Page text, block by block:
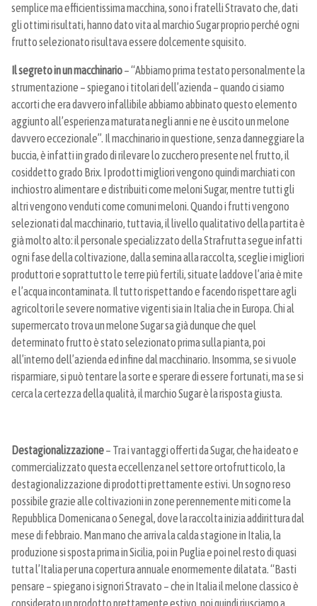
semplice ma efficientissima macchina, sono i fratelli Stravato che, dati
gli ottimi risultati, hanno dato vita al marchio Sugar proprio perché ogni
frutto selezionato risultava essere dolcemente squisito.
Il segreto in un macchinario– “Abbiamo prima testato personalmente la
strumentazione – spiegano i titolari dell’azienda – quando ci siamo
accorti che era davvero infallibile abbiamo abbinato questo elemento
aggiunto all’esperienza maturata negli anni e ne è uscito un melone
davvero eccezionale”. Il macchinario in questione, senza danneggiare la
buccia, è infatti in grado di rilevare lo zucchero presente nel frutto, il
cosiddetto grado Brix. I prodotti migliori vengono quindi marchiati con
inchiostro alimentare e distribuiti come meloni Sugar, mentre tutti gli
altri vengono venduti come comuni meloni. Quando i frutti vengono
selezionati dal macchinario, tuttavia, il livello qualitativo della partita è
già molto alto: il personale specializzato della Strafrutta segue infatti
ogni fase della coltivazione, dalla semina alla raccolta, sceglie i migliori
produttori e soprattutto le terre più fertili, situate laddove l’aria è mite
e l’acqua incontaminata. Il tutto rispettando e facendo rispettare agli
agricoltori le severe normative vigenti sia in Italia che in Europa. Chi al
supermercato trova un melone Sugar sa già dunque che quel
determinato frutto è stato selezionato prima sulla pianta, poi
all’interno dell’azienda ed infine dal macchinario. Insomma, se si vuole
risparmiare, si può tentare la sorte e sperare di essere fortunati, ma se si
cerca la certezza della qualità, il marchio Sugar è la risposta giusta.
Destagionalizzazione– Tra i vantaggi offerti da Sugar, che ha ideato e
commercializzato questa eccellenza nel settore ortofrutticolo, la
destagionalizzazione di prodotti prettamente estivi. Un sogno reso
possibile grazie alle coltivazioni in zone perennemente miti come la
Repubblica Domenicana o Senegal, dove la raccolta inizia addirittura dal
mese di febbraio. Man mano che arriva la calda stagione in Italia, la
produzione si sposta prima in Sicilia, poi in Puglia e poi nel resto di quasi
tutta l’Italia per una copertura annuale enormemente dilatata. “Basti
pensare – spiegano i signori Stravato – che in Italia il melone classico è
considerato un prodotto prettamente estivo, noi quindi riusciamo a